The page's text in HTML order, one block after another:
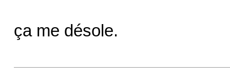
ça me désole.